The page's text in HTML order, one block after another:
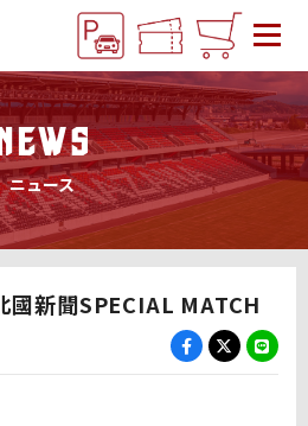
ニュース
國新聞SPECIAL MATCH